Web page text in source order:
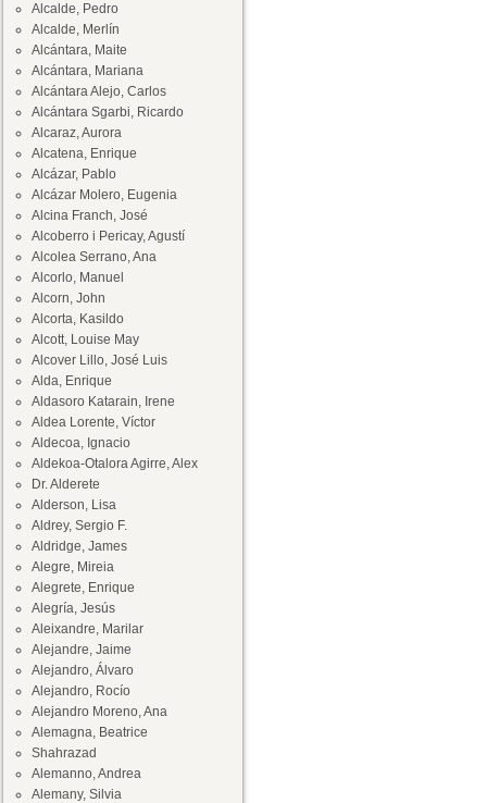
Alcalde, Pedro
Alcalde, Merlín
Alcántara, Maite
Alcántara, Mariana
Alcántara Alejo, Carlos
Alcántara Sgarbi, Ricardo
Alcaraz, Aurora
Alcatena, Enrique
Alcázar, Pablo
Alcázar Molero, Eugenia
Alcina Franch, José
Alcoberro i Pericay, Agustí
Alcolea Serrano, Ana
Alcorlo, Manuel
Alcorn, John
Alcorta, Kasildo
Alcott, Louise May
Alcover Lillo, José Luis
Alda, Enrique
Aldasoro Katarain, Irene
Aldea Lorente, Víctor
Aldecoa, Ignacio
Aldekoa-Otalora Agirre, Alex
Dr. Alderete
Alderson, Lisa
Aldrey, Sergio F.
Aldridge, James
Alegre, Mireia
Alegrete, Enrique
Alegría, Jesús
Aleixandre, Marilar
Alejandre, Jaime
Alejandro, Álvaro
Alejandro, Rocío
Alejandro Moreno, Ana
Alemagna, Beatrice
Shahrazad
Alemanno, Andrea
Alemany, Silvia